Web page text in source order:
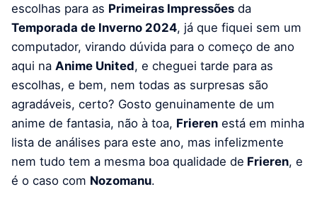
escolhas para as Primeiras Impressões da
Temporada de Inverno 2024, já que fiquei sem um
computador, virando dúvida para o começo de ano
aqui na Anime United, e cheguei tarde para as
escolhas, e bem, nem todas as surpresas são
agradáveis, certo? Gosto genuinamente de um
anime de fantasia, não à toa, Frieren está em minha
lista de análises para este ano, mas infelizmente
nem tudo tem a mesma boa qualidade de Frieren, e
é o caso com Nozomanu.